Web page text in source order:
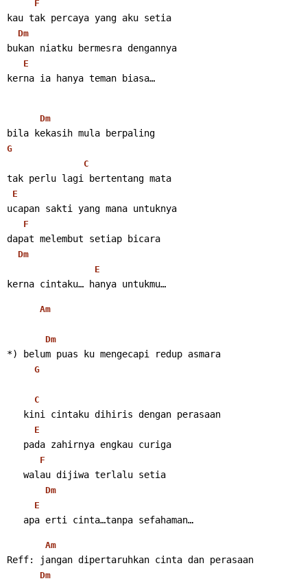
F
kau tak percaya yang aku setia
Dm
bukan niatku bermesra dengannya
E
kerna ia hanya teman biasa…
Dm
bila kekasih mula berpaling
G
C
tak perlu lagi bertentang mata
E
ucapan sakti yang mana untuknya
F
dapat melembut setiap bicara
Dm
E
kerna cintaku… hanya untukmu…
Am
Dm
*) belum puas ku mengecapi redup asmara
G
C
kini cintaku dihiris dengan perasaan
E
pada zahirnya engkau curiga
F
walau dijiwa terlalu setia
Dm
E
apa erti cinta…tanpa sefahaman…
Am
Reff: jangan dipertaruhkan cinta dan perasaan
Dm